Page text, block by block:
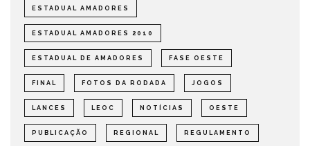
ESTADUAL AMADORES
ESTADUAL AMADORES 2010
ESTADUAL DE AMADORES FASE OESTE
FINAL FOTOS DA RODADA JOGOS
LANCES LEOC NOTÍCIAS OESTE
PUBLICAÇÃO REGIONAL REGULAMENTO